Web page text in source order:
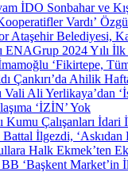
İDO Sonbahar ve
Ataşehir Belediyesi,
ENAGrup 2024 Yılı İlk
‘Fikirtepe,
Çankırı’da Ahilik
Vali Ali Yerlikaya’dan
‘İZİN’ Yok
Kumu Çalışanları İdari
Battal İlgezdi, ‘Askıdan
Halk Ekmek’ten
‘Başkent Market’in